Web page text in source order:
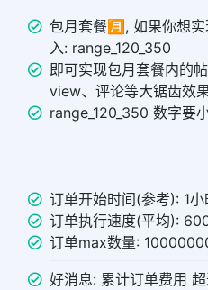
包月套餐🈷️, 如果你想
入: range_120_350
即可实现包月套餐内的
view、评论等大锯齿效
range_120_350 数字要
订单开始时间(参考): 1小
订单执行速度(平均):
订单max数量:
好消息: 累计订单费用